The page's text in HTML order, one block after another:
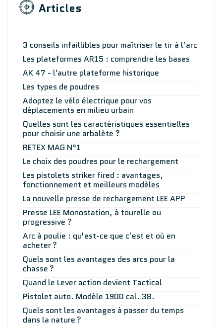
Articles
3 conseils infaillibles pour maîtriser le tir à l’arc
Les plateformes AR15 : comprendre les bases
AK 47 - l'autre plateforme historique
Les types de poudres
Adoptez le vélo électrique pour vos
déplacements en milieu urbain
Quelles sont les caractéristiques essentielles
pour choisir une arbalète ?
RETEX MAG N°1
Le choix des poudres pour le rechargement
Les pistolets striker fired : avantages,
fonctionnement et meilleurs modèles
La nouvelle presse de rechargement LEE APP
Presse LEE Monostation, à tourelle ou
progressive ?
Arc à poulie : qu’est-ce que c’est et où en
acheter ?
Quels sont les avantages des arcs pour la
chasse ?
Quand le Lever action devient Tactical
Pistolet auto. Modèle 1900 cal. 38.
Quels sont les avantages à passer du temps
dans la nature ?